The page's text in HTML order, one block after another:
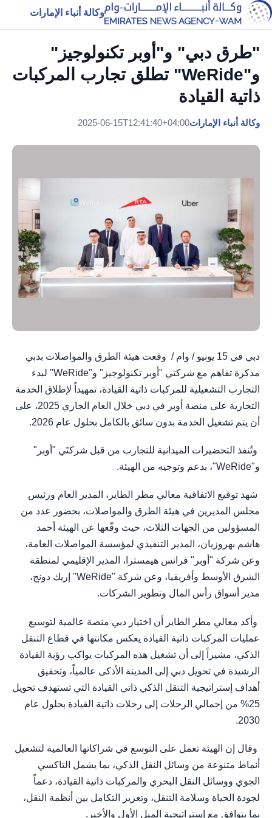
وكالة أنباء الإمارات
"طرق دبي" و"أوبر تكنولوجيز"
و"WeRide" تطلق تجارب المركبات
ذاتية القيادة
وكالة أنباء الإمارات2025-06-15T12:41:40+04:00
دبي في 15 يونيو / وام / وقعت هيئة الطرق والمواصلات بدبي
مذكرة تفاهم مع شركتي "أوبر تكنولوجيز" و"WeRide" لبدء
التجارب التشغيلية للمركبات ذاتية القيادة، تمهيداً لإطلاق الخدمة
التجارية على منصة أوبر في دبي خلال العام الجاري 2025، على
أن يتم تشغيل الخدمة بدون سائق بالكامل بحلول عام 2026.
وتُنفذ التحضيرات الميدانية للتجارب من قبل شركتَي "أوبر"
و"WeRide"، بدعم وتوجيه من الهيئة.
شهد توقيع الاتفاقية معالي مطر الطاير، المدير العام ورئيس
مجلس المديرين في هيئة الطرق والمواصلات، بحضور عدد من
المسؤولين من الجهات الثلاث، حيث وقّعها عن الهيئة أحمد
هاشم بهروزيان، المدير التنفيذي لمؤسسة المواصلات العامة،
وعن شركة "أوبر" فرانس هيمسترا، المدير الإقليمي لمنطقة
الشرق الأوسط وأفريقيا، وعن شركة "WeRide" إريك دونج،
مدير أسواق رأس المال وتطوير الشركات.
وأكد معالي مطر الطاير أن اختيار دبي منصة عالمية لتوسيع
عمليات المركبات ذاتية القيادة يعكس مكانتها في قطاع التنقل
الذكي، مشيراً إلى أن تشغيل هذه المركبات يواكب رؤية القيادة
الرشيدة في تحويل دبي إلى المدينة الأذكى عالمياً، وتحقيق
أهداف إستراتيجية التنقل الذكي ذاتي القيادة التي تستهدف تحويل
25% من إجمالي الرحلات إلى رحلات ذاتية القيادة بحلول عام
2030.
وقال إن الهيئة تعمل على التوسع في شراكاتها العالمية لتشغيل
أنماط متنوعة من وسائل النقل الذكي، بما يشمل التاكسي
الجوي ووسائل النقل البحري والمركبات ذاتية القيادة، دعماً
لجودة الحياة وسلامة التنقل، وتعزيز التكامل بين أنظمة النقل،
بما يتوافق مع إستراتيجية الميل الأول والأخير.